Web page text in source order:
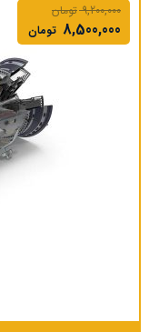
9,200,000 تومان
8,500,000 تومان